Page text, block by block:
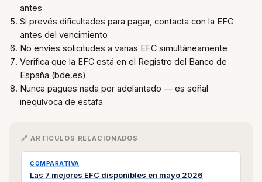
antes
Si prevés dificultades para pagar, contacta con la EFC
antes del vencimiento
No envíes solicitudes a varias EFC simultáneamente
Verifica que la EFC está en el Registro del Banco de
España (bde.es)
Nunca pagues nada por adelantado — es señal
inequívoca de estafa
🔗 ARTÍCULOS RELACIONADOS
COMPARATIVA
Las 7 mejores EFC disponibles en mayo 2026